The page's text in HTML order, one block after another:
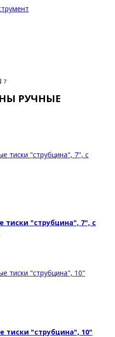
7
РУЧНЫЕ
тиски "струбцина", 7", с
тиски "струбцина", 10"